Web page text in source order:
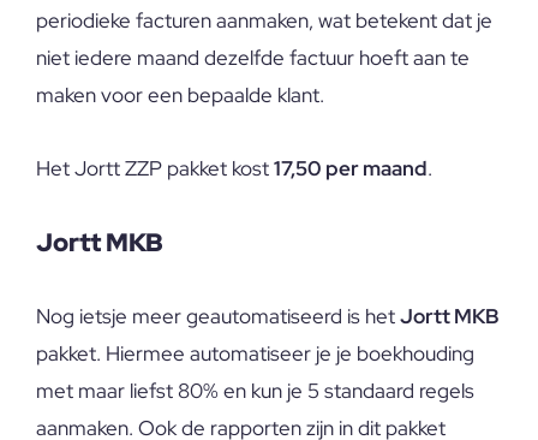
periodieke facturen aanmaken, wat betekent dat je
niet iedere maand dezelfde factuur hoeft aan te
maken voor een bepaalde klant.
Het Jortt ZZP pakket kost17,50 per maand.
Jortt MKB
Nog ietsje meer geautomatiseerd is hetJortt MKB
pakket. Hiermee automatiseer je je boekhouding
met maar liefst 80% en kun je 5 standaard regels
aanmaken. Ook de rapporten zijn in dit pakket